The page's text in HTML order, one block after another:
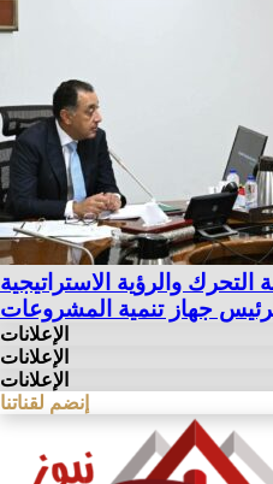
والرؤية الاستراتيجية
جهاز تنمية المشروعات
الإعلانات
الإعلانات
الإعلانات
إنضم لقناتنا